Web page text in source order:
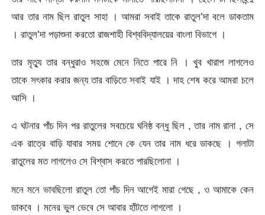
আর তার নাম ছিল রাতুল সাহা । আমরা সবাই তাকে রাতুল’দা বলে ডাকতাম
। রাতুল’দা পড়াশুনা করতো রাজশাহী বিশ্ববিদ্যালয়ের বাংলা বিভাগে ।
তার মৃত্যু তার বন্ধুরাও সহজে মেনে নিতে পারে নি । খুব খারাপ লাগলেও
তাকে সৎকার করার জন্য তার বাড়িতে সবাই যাই । দাহ শেষ করে আমরা চলে
আসি ।
এ ঘটনার পাঁচ দিন পর রাতুলের সবচেয়ে ঘনিষ্ঠ বন্ধু ছিল , তার নাম রানা , সে
এক রাত্রে বাড়ি যাবার সময় শোনে কে যেন তার নাম ধরে ডাকছে । গলাটা
রাতুলের মত লাগলেও সে বিশ্বাস করতে পারছিলোনা ।
মনে মনে ভাবছিলো রাতুল তো পাঁচ দিন আগেই মারা গেছে , ও আমাকে কেন
ডাকবে । মনের ভুল ভেবে সে আবার হাঁটতে লাগলো ।